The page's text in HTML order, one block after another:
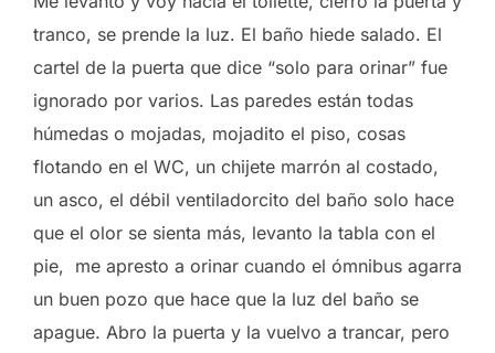
tranco, se prende la luz. El baño hiede salado. El
cartel de la puerta que dice “solo para orinar” fue
ignorado por varios. Las paredes están todas
húmedas o mojadas, mojadito el piso, cosas
flotando en el WC, un chijete marrón al costado,
un asco, el débil ventiladorcito del baño solo hace
que el olor se sienta más, levanto la tabla con el
pie, me apresto a orinar cuando el ómnibus agarra
un buen pozo que hace que la luz del baño se
apague. Abro la puerta y la vuelvo a trancar, pero